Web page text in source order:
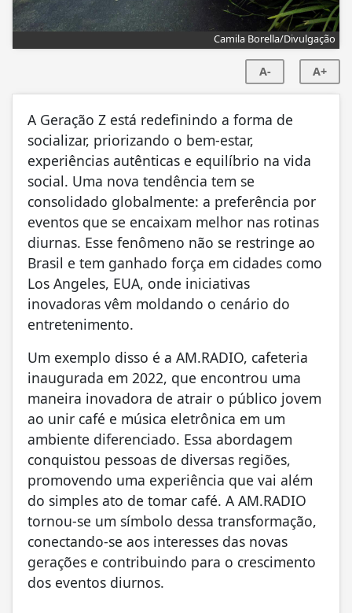
Camila Borella/Divulgação
A- A+
A Geração Z está redefinindo a forma de
socializar, priorizando o bem-estar,
experiências autênticas e equilíbrio na vida
social. Uma nova tendência tem se
consolidado globalmente: a preferência por
eventos que se encaixam melhor nas rotinas
diurnas. Esse fenômeno não se restringe ao
Brasil e tem ganhado força em cidades como
Los Angeles, EUA, onde iniciativas
inovadoras vêm moldando o cenário do
entretenimento.
Um exemplo disso é a AM.RADIO, cafeteria
inaugurada em 2022, que encontrou uma
maneira inovadora de atrair o público jovem
ao unir café e música eletrônica em um
ambiente diferenciado. Essa abordagem
conquistou pessoas de diversas regiões,
promovendo uma experiência que vai além
do simples ato de tomar café. A AM.RADIO
tornou-se um símbolo dessa transformação,
conectando-se aos interesses das novas
gerações e contribuindo para o crescimento
dos eventos diurnos.